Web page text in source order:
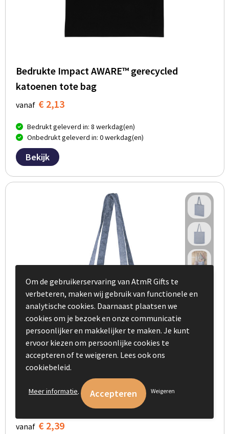
Bedrukte Impact AWARE™ gerecycled
katoenen tote bag
vanaf € 2,13
Bedrukt geleverd in: 8 werkdag(en)
Onbedrukt geleverd in: 0 werkdag(en)
Bekijk
Gerecyclede tote bag bedrukt
vanaf € 2,39
Om de gebruikerservaring van AtmR Gifts te
verbeteren, maken wij gebruik van functionele en
analytische cookies. Daarnaast plaatsen we
cookies om je bezoek en onze communicatie
persoonlijker en makkelijker te maken. Je kunt
ervoor kiezen om persoonlijke cookies te
accepteren of te weigeren. Lees ook ons
cookiebeleid.
Meer informatie. Weigeren